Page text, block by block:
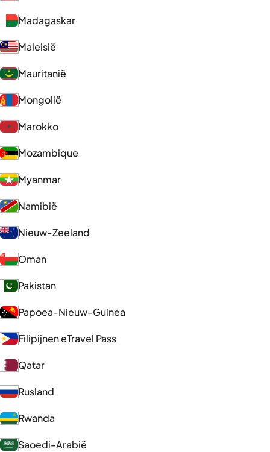
Madagaskar
Maleisië
Mauritanië
Mongolië
Marokko
Mozambique
Myanmar
Namibië
Nieuw-Zeeland
Oman
Pakistan
Papoea-Nieuw-Guinea
Filipijnen eTravel Pass
Qatar
Rusland
Rwanda
Saoedi-Arabië